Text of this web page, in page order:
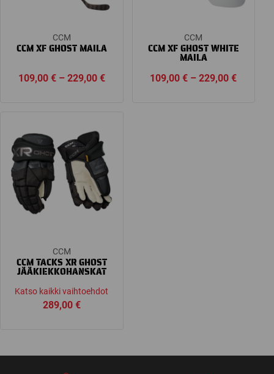
CCM
CCM XF GHOST MAILA
109,00 € – 229,00 €Price
CCM
CCM XF GHOST WHITE
MAILA
109,00€ – 229,00€Price
CCM
CCM TACKS XR GHOST
JÄÄKIEKKOHANSKAT
Katso kaikki vaihtoehdot
289,00 €